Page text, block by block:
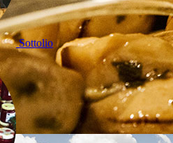
Sottolio